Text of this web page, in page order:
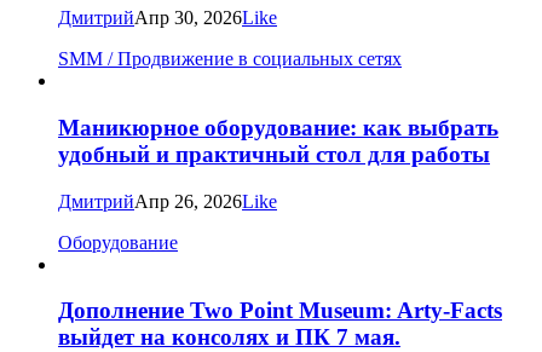
ДмитрийАпр 30, 2026Like
SMM / Продвижение в социальных сетях
Маникюрное оборудование: как выбрать
удобный и практичный стол для работы
ДмитрийАпр 26, 2026Like
Оборудование
Дополнение Two Point Museum: Arty-Facts
выйдет на консолях и ПК 7 мая.